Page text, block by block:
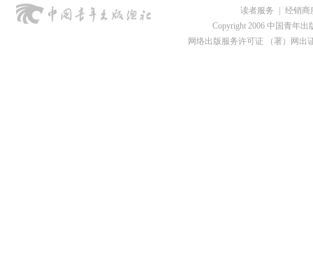
读者服务
经销商
Copyright 2006 中国青年出
网络出版服务许可证 （署）网出